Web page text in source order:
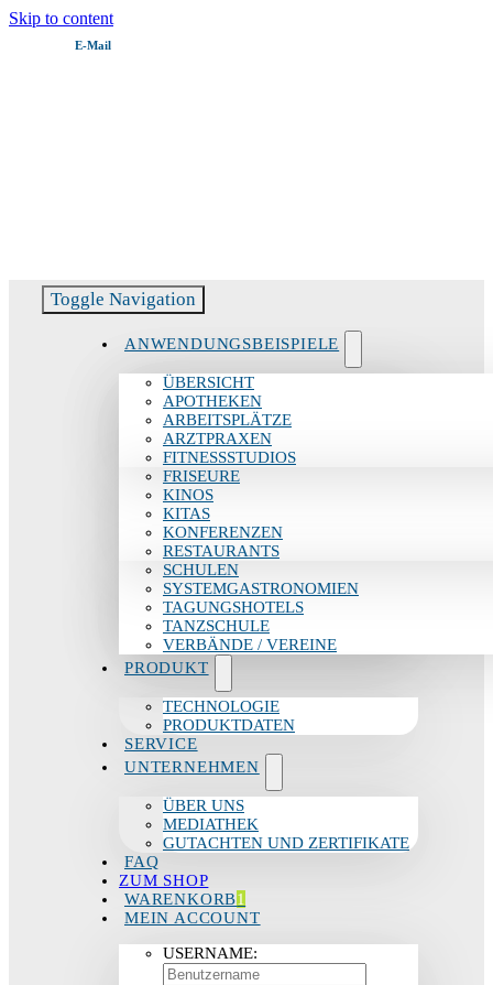
Skip to content
E‑Mail
Toggle Navigation
ANWENDUNGSBEISPIELE
ÜBERSICHT
APOTHEKEN
ARBEITSPLÄTZE
ARZTPRAXEN
FITNESSSTUDIOS
FRISEURE
KINOS
KITAS
KONFERENZEN
RESTAURANTS
SCHULEN
SYSTEMGASTRONOMIEN
TAGUNGSHOTELS
TANZSCHULE
VERBÄNDE / VEREINE
PRODUKT
TECHNOLOGIE
PRODUKTDATEN
SERVICE
UNTERNEHMEN
ÜBER UNS
MEDIATHEK
GUTACHTEN UND ZERTIFIKATE
FAQ
ZUM SHOP
WARENKORB1
MEIN ACCOUNT
USERNAME: